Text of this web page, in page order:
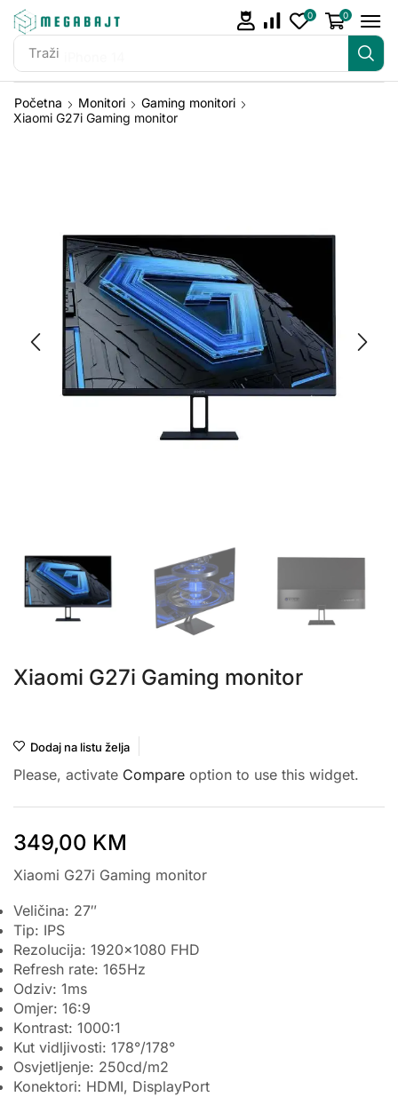
Traži
0 0
Početna Monitori
Gaming monitori
Xiaomi G27i Gaming monitor
Xiaomi G27i Gaming monitor
Dodaj na listu želja
Please, activate Compare option to use this widget.
349,00 KM
Xiaomi G27i Gaming monitor
Veličina: 27″
Tip: IPS
Rezolucija: 1920×1080 FHD
Refresh rate: 165Hz
Odziv: 1ms
Omjer: 16:9
Kontrast: 1000:1
Kut vidljivosti: 178°/178°
Osvjetljenje: 250cd/m2
Konektori: HDMI, DisplayPort